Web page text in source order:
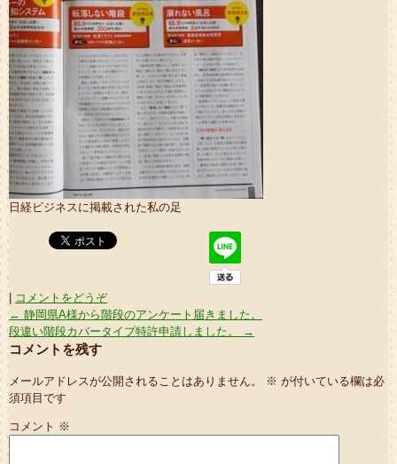
日経ビジネスに掲載された私の足
コメントをどうぞ
← 静岡県A様から階段のアンケート届きました。
段違い階段カバータイプ特許申請しました。
→
コメントを残す
メールアドレスが公開されることはありません。 ※ が付いている欄は必
須項目です
コメント ※